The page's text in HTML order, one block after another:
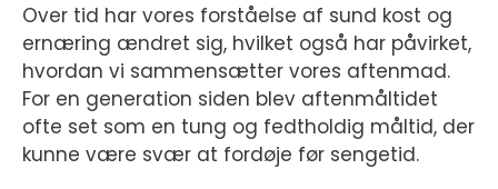
Over tid har vores forståelse af sund kost og
ernæring ændret sig, hvilket også har påvirket,
hvordan vi sammensætter vores aftenmad.
For en generation siden blev aftenmåltidet
ofte set som en tung og fedtholdig måltid, der
kunne være svær at fordøje før sengetid.